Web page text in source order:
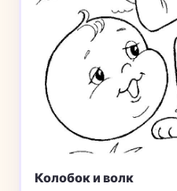
Колобок и волк